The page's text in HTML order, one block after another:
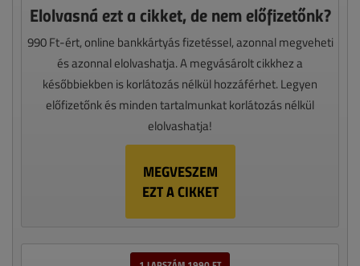
Elolvasná ezt a cikket, de nem előfizetőnk?
990 Ft-ért, online bankkártyás fizetéssel, azonnal megveheti
és azonnal elolvashatja. A megvásárolt cikkhez a
későbbiekben is korlátozás nélkül hozzáférhet. Legyen
előfizetőnk és minden tartalmunkat korlátozás nélkül
elolvashatja!
MEGVESZEM
EZT A CIKKET